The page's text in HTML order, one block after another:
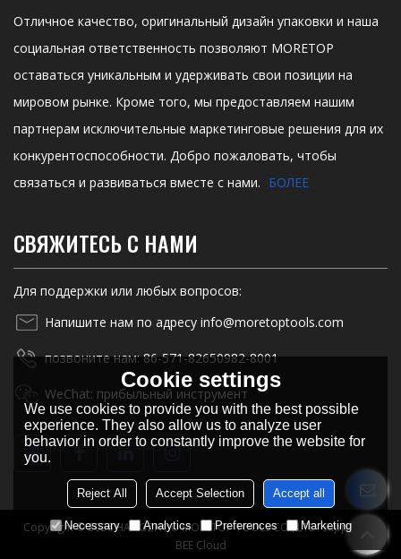
Отличное качество, оригинальный дизайн упаковки и наша
социальная ответственность позволяют MORETOP
оставаться уникальным и удерживать свои позиции на
мировом рынке. Кроме того, мы предоставляем нашим
партнерам исключительные маркетинговые решения для их
конкурентоспособности. Добро пожаловать, чтобы
связаться и развиваться вместе с нами. БОЛЕЕ
СВЯЖИТЕСЬ С НАМИ
Для поддержки или любых вопросов:
Напишите нам по адресу info@moretoptools.com
позвоните нам: 86-571-82650982-8001
WeChat: прибыльный инструмент
Copyright © 2026HANGZHOU MORETOP TOOLS CO., LTD.Support By
BEE Cloud
Cookie settings
We use cookies to provide you with the best possible
experience. They also allow us to analyze user
behavior in order to constantly improve the website for
you.
Reject All Accept Selection Accept all
Necessary Analytics Preferences Marketing